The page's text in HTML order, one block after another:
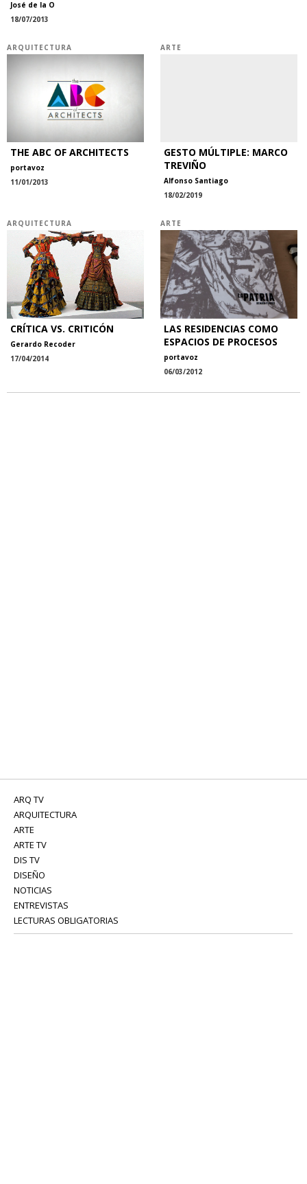
José de la O
18/07/2013
ARQUITECTURA
THE ABC OF ARCHITECTS
portavoz
11/01/2013
ARTE
GESTO MÚLTIPLE: MARCO
TREVIÑO
Alfonso Santiago
18/02/2019
ARQUITECTURA
CRÍTICA VS. CRITICÓN
Gerardo Recoder
17/04/2014
ARTE
LAS RESIDENCIAS COMO
ESPACIOS DE PROCESOS
portavoz
06/03/2012
ARQ TV
ARQUITECTURA
ARTE
ARTE TV
DIS TV
DISEÑO
NOTICIAS
ENTREVISTAS
LECTURAS OBLIGATORIAS